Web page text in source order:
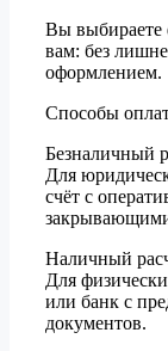
Вы выбираете
вам: без
оформлением.
Способы
Безналичный
Для
счёт с
Наличный
Для
или банк с
документов.